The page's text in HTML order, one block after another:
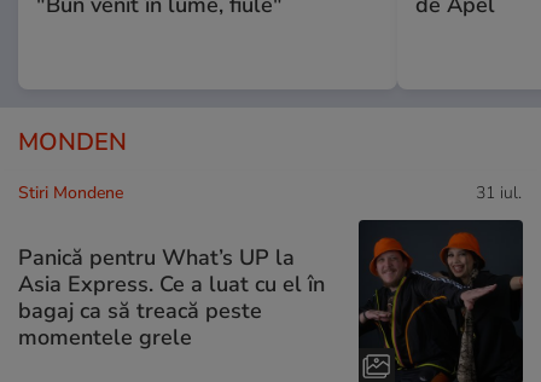
MONDEN
Stiri Mondene 31 iul.
Panică pentru What’s UP la
Asia Express. Ce a luat cu el în
bagaj ca să treacă peste
momentele grele